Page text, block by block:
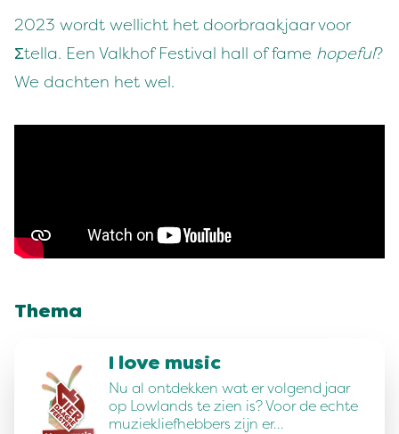
2023 wordt wellicht het doorbraakjaar voor
Σtella. Een Valkhof Festival hall of fame hopeful?
We dachten het wel.
Thema
I love music
Nu al ontdekken wat er volgend jaar
op Lowlands te zien is? Voor de echte
muziekliefhebbers zijn er…